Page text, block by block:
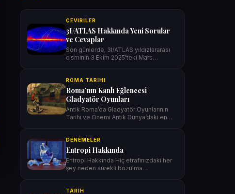
ÇEVIRILER
3I/ATLAS Hakkında Yeni Sorular
ve Cevaplar
Son günlerde, 3I/ATLAS yıldızlararası
cisminin 3 Ekim 2025’teki Mars
ROMA TARIHI
Roma’nın Kanlı Eğlencesi
Gladyatör Oyunları
Antik Roma’da Gladyatör Oyunlarının
Tarihi ve Önemi Antik Dünya’daki en…
DENEMELER
Entropi Hakkında
Entropi Hakkında Hiç etrafınızdaki her
şey neden sürekli bozulma
TARIH